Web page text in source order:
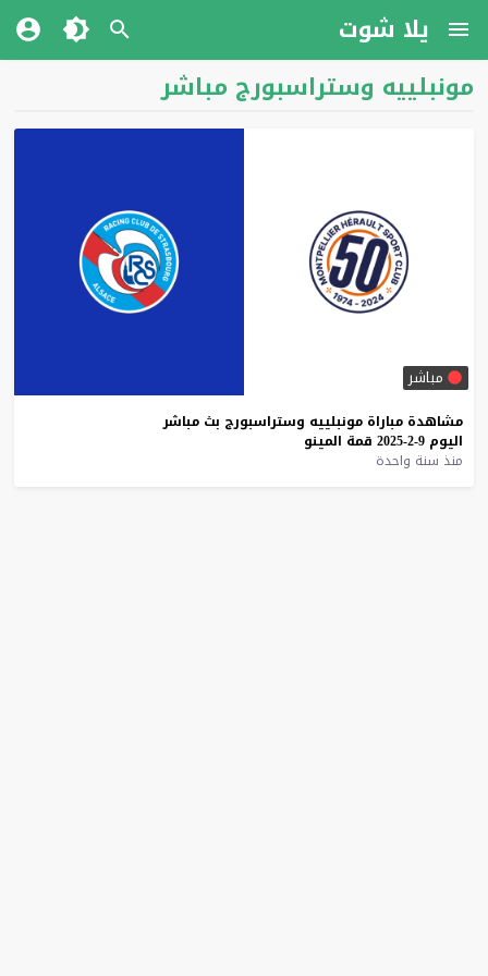
يلا شوت
مونبلييه وستراسبورج مباشر
مباشر
مشاهدة مباراة مونبلييه وستراسبورج بث مباشر
اليوم 9-2-2025 قمة المينو
منذ سنة واحدة